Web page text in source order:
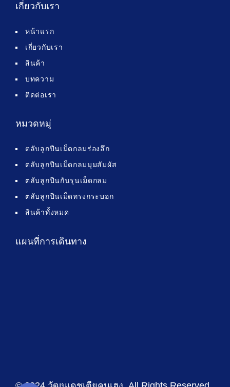
เกี่ยวกับเรา
หน้าแรก
เกี่ยวกับเรา
สินค้า
บทความ
ติดต่อเรา
หมวดหมู่
ตลับลูกปืนเม็ดกลมร่องลึก
ตลับลูกปืนเม็ดกลมมุมสัมผัส
ตลับลูกปืนกันรุนเม็ดกลม
ตลับลูกปืนเม็ดทรงกระบอก
สินค้าทั้งหมด
แผนที่การเดินทาง